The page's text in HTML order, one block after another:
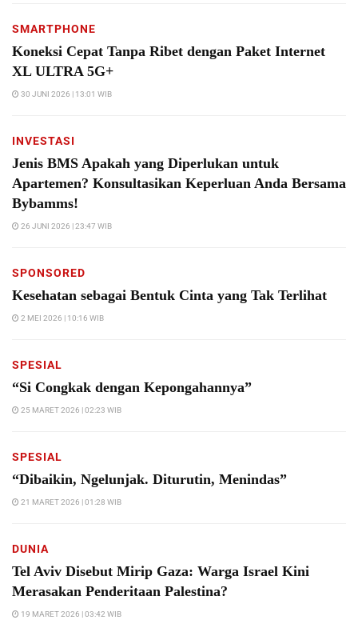
SMARTPHONE
Koneksi Cepat Tanpa Ribet dengan Paket Internet
XL ULTRA 5G+
30 JUNI 2026 | 13:01 WIB
INVESTASI
Jenis BMS Apakah yang Diperlukan untuk
Apartemen? Konsultasikan Keperluan Anda Bersama
Bybamms!
26 JUNI 2026 | 23:47 WIB
SPONSORED
Kesehatan sebagai Bentuk Cinta yang Tak Terlihat
2 MEI 2026 | 10:16 WIB
SPESIAL
“Si Congkak dengan Kepongahannya”
25 MARET 2026 | 02:23 WIB
SPESIAL
“Dibaikin, Ngelunjak. Diturutin, Menindas”
21 MARET 2026 | 01:28 WIB
DUNIA
Tel Aviv Disebut Mirip Gaza: Warga Israel Kini
Merasakan Penderitaan Palestina?
19 MARET 2026 | 03:42 WIB